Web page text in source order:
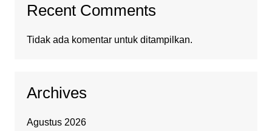
Recent Comments
Tidak ada komentar untuk ditampilkan.
Archives
Agustus 2026